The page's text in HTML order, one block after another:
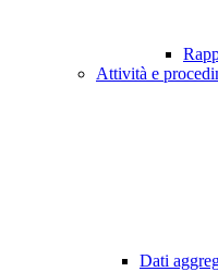
Attività e
Dati